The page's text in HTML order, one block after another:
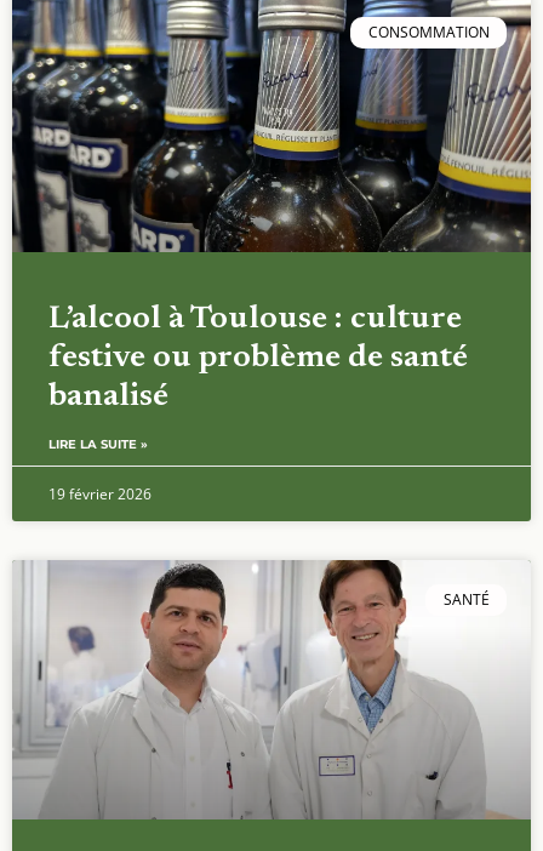
CONSOMMATION
L’alcool à Toulouse : culture
festive ou problème de santé
banalisé
LIRE LA SUITE »
19 février 2026
SANTÉ